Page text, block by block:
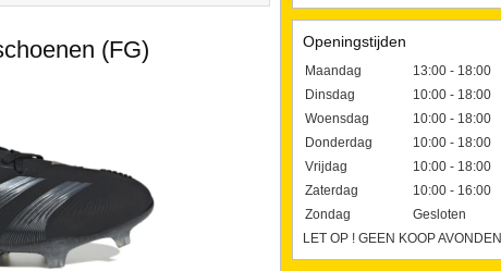
(FG) Openingstijden
Maandag
13:00 - 18:00
Dinsdag
10:00 - 18:00
Woensdag
10:00 - 18:00
Donderdag
10:00 - 18:00
Vrijdag
10:00 - 18:00
Zaterdag
10:00 - 16:00
Zondag
Gesloten
LET OP ! GEEN KOOP AVONDEN